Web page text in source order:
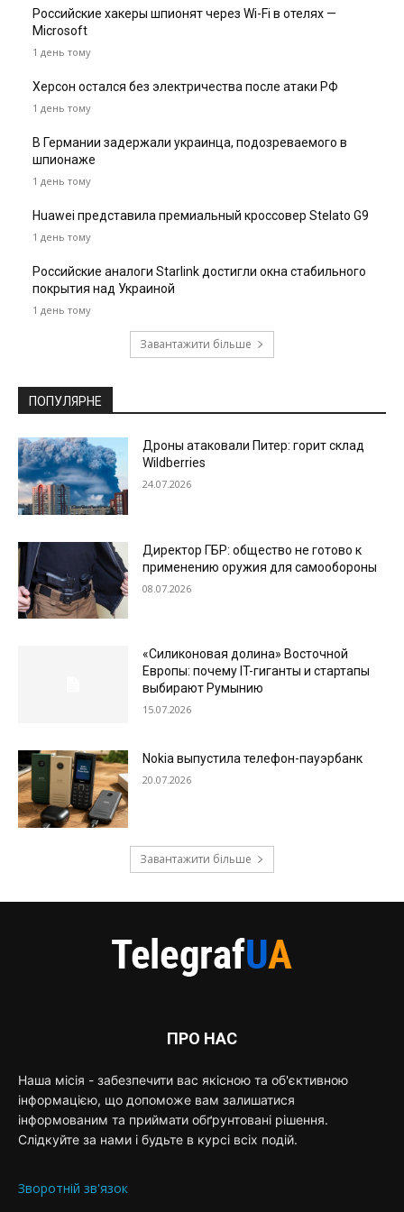
Российские хакеры шпионят через Wi-Fi в отелях —
Microsoft
1 день тому
Херсон остался без электричества после атаки РФ
1 день тому
В Германии задержали украинца, подозреваемого в
шпионаже
1 день тому
Huawei представила премиальный кроссовер Stelato G9
1 день тому
Российские аналоги Starlink достигли окна стабильного
покрытия над Украиной
1 день тому
Завантажити більше
ПОПУЛЯРНЕ
Дроны атаковали Питер: горит склад
Wildberries
24.07.2026
Директор ГБР: общество не готово к
применению оружия для самообороны
08.07.2026
«Силиконовая долина» Восточной
Европы: почему IT-гиганты и стартапы
выбирают Румынию
15.07.2026
Nokia выпустила телефон-пауэрбанк
20.07.2026
Завантажити більше
ПРО НАС
Наша місія - забезпечити вас якісною та об'єктивною
інформацією, що допоможе вам залишатися
інформованим та приймати обґрунтовані рішення.
Слідкуйте за нами і будьте в курсі всіх подій.
Зворотній зв'язок